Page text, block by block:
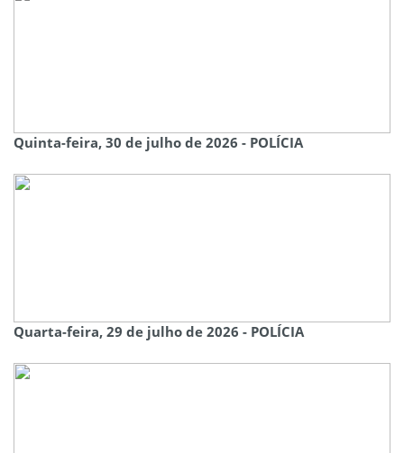
Quinta-feira, 30 de julho de 2026 - POLÍCIA
Quarta-feira, 29 de julho de 2026 - POLÍCIA